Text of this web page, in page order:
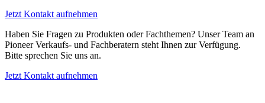
Jetzt Kontakt aufnehmen
Haben Sie Fragen zu Produkten oder Fachthemen? Unser Team an
Pioneer Verkaufs- und Fachberatern steht Ihnen zur Verfügung.
Bitte sprechen Sie uns an.
Jetzt Kontakt aufnehmen